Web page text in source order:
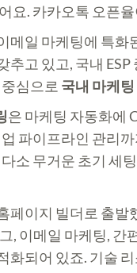
요. 카카오톡 오픈
메일 마케팅에 특화
추고 있고, 국내
심으로 국내 마케
은 마케팅 자동화에
파이프라인 관리
소 무거운 초기 세
페이지 빌더로 출발
, 이메일 마케팅, 간
화되어 있죠. 기술